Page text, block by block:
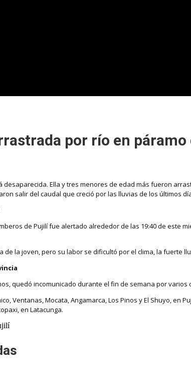
por río en páramo
desaparecida. Ella y tres menores de edad más fueron
salir del caudal que creció por las lluvias de los últimos
de Pujilí fue alertado alrededor de las 19:40 de este
la joven, pero su labor se dificultó por el clima, la fuerte
quedó incomunicado durante el fin de semana por
Ventanas, Mocata, Angamarca, Los Pinos y El Shuyo, en
en Latacunga.